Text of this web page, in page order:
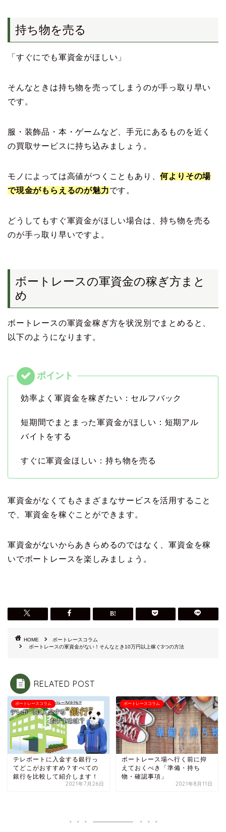
持ち物を売る
「すぐにでも軍資金がほしい」
そんなときは持ち物を売ってしまうのが手っ取り早い
です。
服・装飾品・本・ゲームなど、手元にあるものを近く
の買取サービスに持ち込みましょう。
モノによっては高値がつくこともあり、何よりその場
で現金がもらえるのが魅力です。
どうしてもすぐ軍資金がほしい場合は、持ち物を売る
のが手っ取り早いですよ。
ボートレースの軍資金の稼ぎ方まと
め
ボートレースの軍資金稼ぎ方を状況別でまとめると、
以下のようになります。
効率よく軍資金を稼ぎたい：セルフバック
短期間でまとまった軍資金がほしい：短期アル
バイトをする
すぐに軍資金ほしい：持ち物を売る
軍資金がなくてもさまざまなサービスを活用すること
で、軍資金を稼ぐことができます。
軍資金がないからあきらめるのではなく、軍資金を稼
いでボートレースを楽しみましょう。
HOME
ボートレースコラム
ボートレースの軍資金がない！そんなとき10万円以上稼ぐ3つの方法
RELATED POST
ボートレースコラム
テレボートに入金する銀行っ
てどこがおすすめ？すべての
銀行を比較して紹介します！
2021年7月26日
ボートレースコラム
ボートレース場へ行く前に抑
えておくべき「準備・持ち
物・確認事項」
2021年8月11日